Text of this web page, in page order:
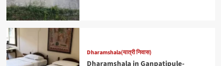
Dharamshala(यात्री निवास)
Dharamshala in Ganpatipule-